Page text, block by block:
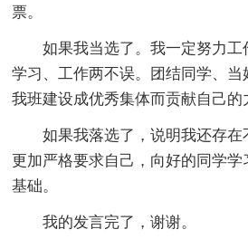
票。
如果我当选了。我一定努力工
学习、工作两不误。团结同学、
我班建设成优秀集体而贡献自己的
如果我落选了，说明我还存
更加严格要求自己，向好的同学
基础。
我的发言完了，谢谢。